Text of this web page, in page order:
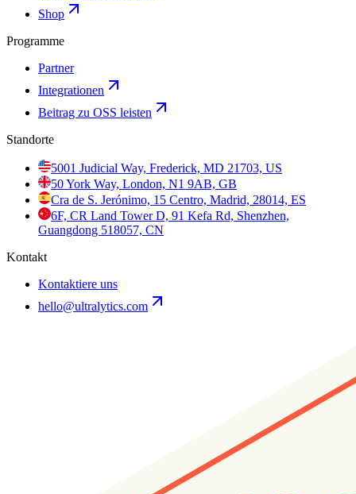
Shop
Programme
Partner
Integrationen
Beitrag zu OSS leisten
Standorte
5001 Judicial Way, Frederick, MD 21703, US
50 York Way, London, N1 9AB, GB
Cra de S. Jerónimo, 15 Centro, Madrid, 28014, ES
6F, CR Land Tower D, 91 Kefa Rd, Shenzhen,
Guangdong 518057, CN
Kontakt
Kontaktiere uns
hello@ultralytics.com